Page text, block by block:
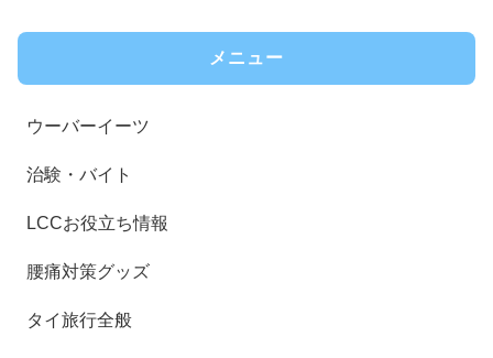
メニュー
ウーバーイーツ
治験・バイト
LCCお役立ち情報
腰痛対策グッズ
タイ旅行全般